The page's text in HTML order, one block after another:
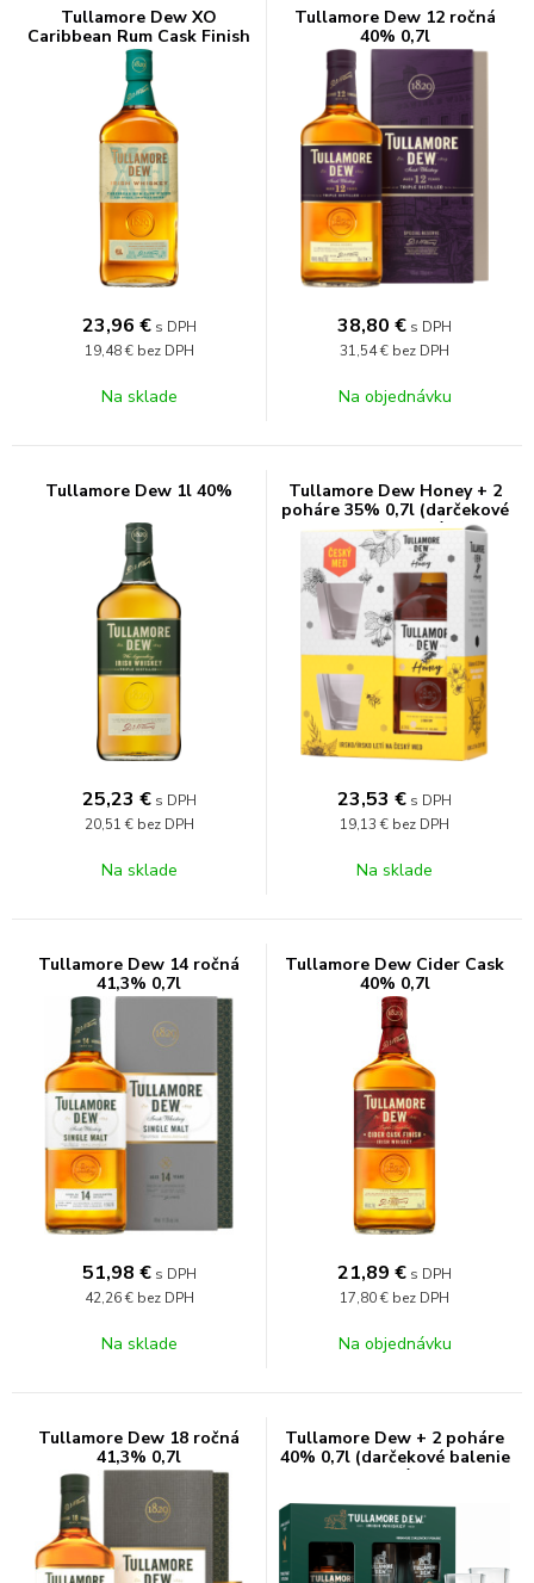
Tullamore Dew XO
Caribbean Rum Cask Finish
43% 0,7l
23,96 € s DPH
19,48 € bez DPH
Na sklade
Tullamore Dew 12 ročná
40% 0,7l
38,80 € s DPH
31,54 € bez DPH
Na objednávku
Tullamore Dew 1l 40%
25,23 € s DPH
20,51 € bez DPH
Na sklade
Tullamore Dew Honey + 2
poháre 35% 0,7l (darčekové
balenie 2 poháre)
23,53 € s DPH
19,13 € bez DPH
Na sklade
Tullamore Dew 14 ročná
41,3% 0,7l
51,98 € s DPH
42,26 € bez DPH
Na sklade
Tullamore Dew Cider Cask
40% 0,7l
21,89 € s DPH
17,80 € bez DPH
Na objednávku
Tullamore Dew 18 ročná
41,3% 0,7l
Tullamore Dew + 2 poháre
40% 0,7l (darčekové balenie
2 poháre)